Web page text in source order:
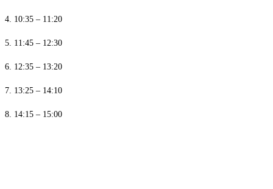
4. 10:35 – 11:20
5. 11:45 – 12:30
6. 12:35 – 13:20
7. 13:25 – 14:10
8. 14:15 – 15:00